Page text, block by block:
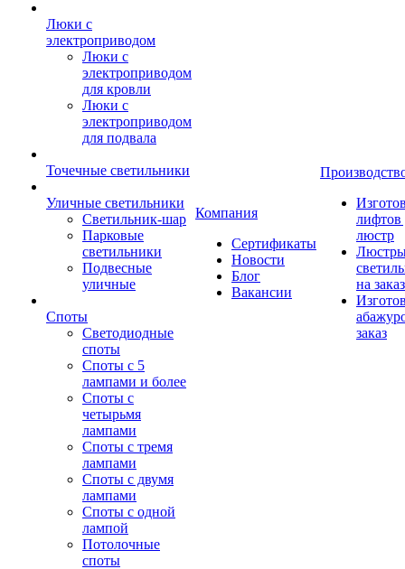
Люки с
электроприводом
Люки с
электроприводом
для кровли
Люки с
электроприводом
для подвала
Точечные светильники
Уличные светильники
Светильник-шар
Парковые
светильники
Подвесные
уличные
Споты
Светодиодные
споты
Споты с 5
лампами и более
Споты с
четырьмя
лампами
Споты с тремя
лампами
Споты с двумя
лампами
Споты с одной
лампой
Потолочные
споты
Компания
Сертификаты
Новости
Блог
Вакансии
лифтов
люстр
на заказ
заказ